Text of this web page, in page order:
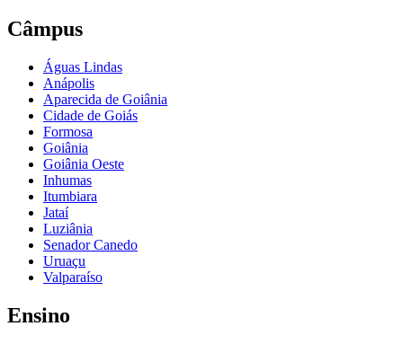
Câmpus
Águas Lindas
Anápolis
Aparecida de Goiânia
Cidade de Goiás
Formosa
Goiânia
Goiânia Oeste
Inhumas
Itumbiara
Jataí
Luziânia
Senador Canedo
Uruaçu
Valparaíso
Ensino